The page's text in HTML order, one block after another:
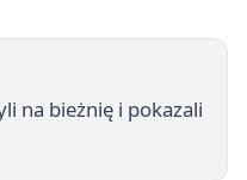
na bieżnię i pokazali